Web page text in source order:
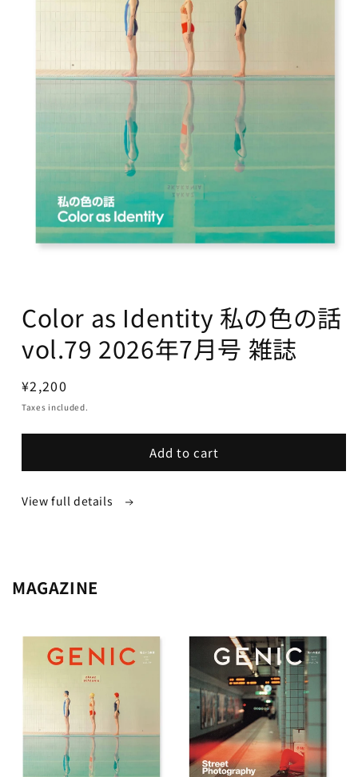
Color as Identity 私の色の話
vol.79 2026年7月号 雑誌
Regular
price
¥2,200
Taxes included.
Add to cart
View full details
MAGAZINE